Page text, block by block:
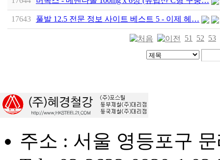
17643 풀발 12.5 전문 정보 사이트 베스트 5 - 이제 헤…
51 52 53
주소 : 서울 영등포구